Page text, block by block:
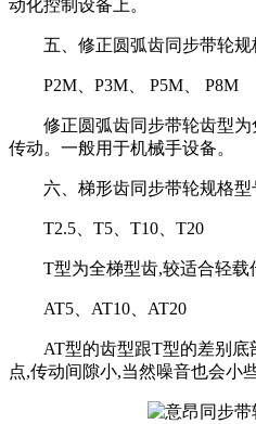
动化控制设备上。
五、修正圆弧齿同步带轮规
P2M、P3M、 P5M、 P8M
修正圆弧齿同步带轮齿型
传动。一般用于机械手设备。
六、梯形齿同步带轮规格型
T2.5、T5、T10、T20
T型为全梯型齿,较适合轻载
AT5、AT10、AT20
AT型的齿型跟T型的差别
点,传动间隙小,当然噪音也会小